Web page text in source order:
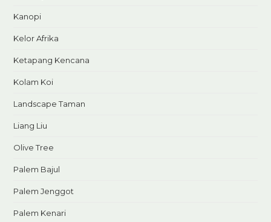
Kanopi
Kelor Afrika
Ketapang Kencana
Kolam Koi
Landscape Taman
Liang Liu
Olive Tree
Palem Bajul
Palem Jenggot
Palem Kenari